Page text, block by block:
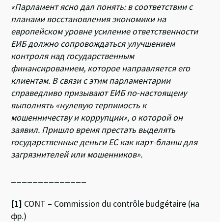
«Парламент ясно дал понять: в соответствии с
планами восстановления экономики на
европейском уровне усиление ответственности
ЕИБ должно сопровождаться улучшением
контроля над государственным
финансированием, которое направляется его
клиентам. В связи с этим парламентарии
справедливо призывают ЕИБ по-настоящему
выполнять «нулевую терпимость к
мошенничеству и коррупции», о которой он
заявил. Пришло время престать выделять
государственные деньги ЕС как карт-бланш для
загрязнителей или мошенников».
[1] CONT – Commission du contrôle budgétaire (на
фр.)